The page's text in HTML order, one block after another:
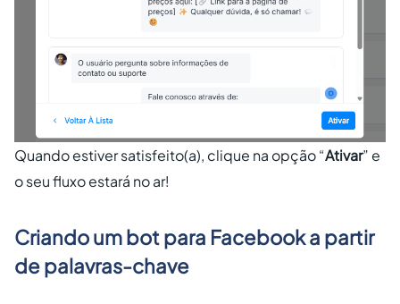
Quando estiver satisfeito(a), clique na opção “Ativar” e
o seu fluxo estará no ar!
Criando um bot para Facebook a partir
de palavras-chave